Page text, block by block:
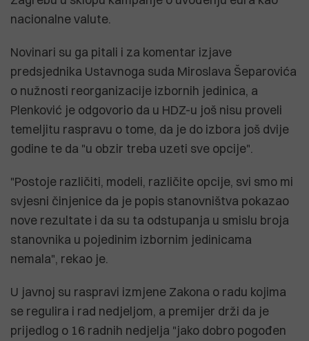
nacionalne valute.
Novinari su ga pitali i za komentar izjave
predsjednika Ustavnoga suda Miroslava Šeparovića
o nužnosti reorganizacije izbornih jedinica, a
Plenković je odgovorio da u HDZ-u još nisu proveli
temeljitu raspravu o tome, da je do izbora još dvije
godine te da "u obzir treba uzeti sve opcije".
"Postoje različiti, modeli, različite opcije, svi smo mi
svjesni činjenice da je popis stanovništva pokazao
nove rezultate i da su ta odstupanja u smislu broja
stanovnika u pojedinim izbornim jedinicama
nemala", rekao je.
U javnoj su raspravi izmjene Zakona o radu kojima
se regulira i rad nedjeljom, a premijer drži da je
prijedlog o 16 radnih nedjelja "jako dobro pogođen